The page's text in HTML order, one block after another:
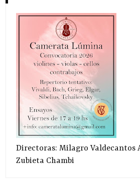
Directoras: Milagro Valdecantos
Zubieta Chambi